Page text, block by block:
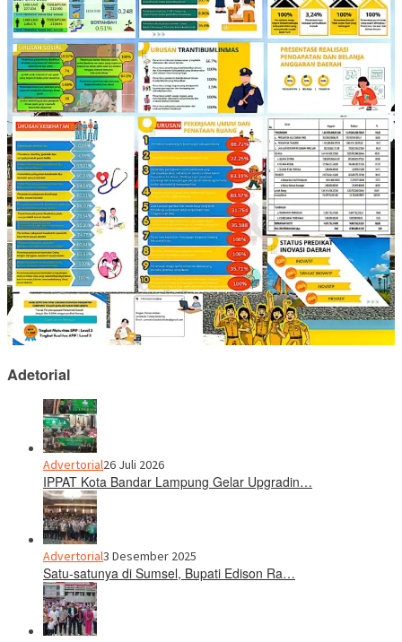
Adetorial
Advertorial26 Juli 2026
IPPAT Kota Bandar Lampung Gelar Upgradin…
Advertorial3 Desember 2025
Satu-satunya di Sumsel, Bupati Edison Ra…